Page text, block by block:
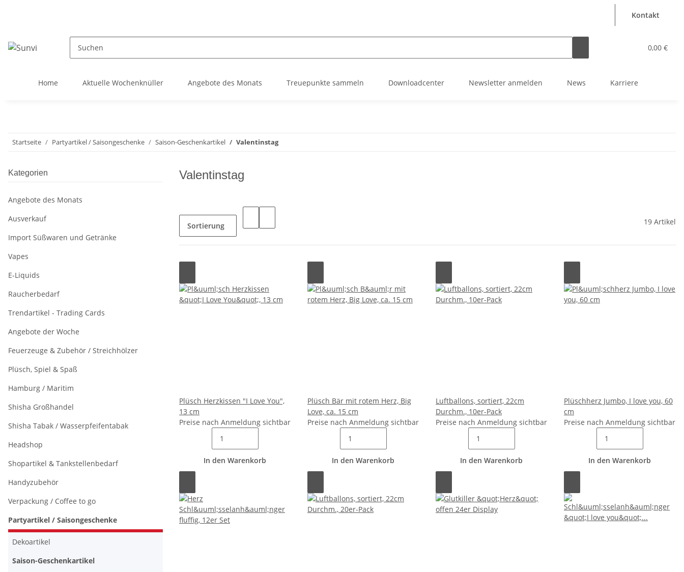
Kontakt
0,00 €
Home Aktuelle Wochenknüller Angebote des Monats Treuepunkte sammeln Downloadcenter Newsletter anmelden News Karriere
Startseite Partyartikel / Saisongeschenke Saison-Geschenkartikel Valentinstag
Valentinstag
Sortierung 19 Artikel
Plüsch Herzkissen "I Love You",
13 cm
Preise nach Anmeldung sichtbar
In den Warenkorb
Plüsch Bär mit rotem Herz, Big
Love, ca. 15 cm
Preise nach Anmeldung sichtbar
In den Warenkorb
Luftballons, sortiert, 22cm
Durchm., 10er-Pack
Preise nach Anmeldung sichtbar
In den Warenkorb
Plüschherz Jumbo, I love you, 60
cm
Preise nach Anmeldung sichtbar
In den Warenkorb
Kategorien
Angebote des Monats
Ausverkauf
Import Süßwaren und Getränke
Vapes
E-Liquids
Raucherbedarf
Trendartikel - Trading Cards
Angebote der Woche
Feuerzeuge & Zubehör / Streichhölzer
Plüsch, Spiel & Spaß
Hamburg / Maritim
Shisha Großhandel
Shisha Tabak / Wasserpfeifentabak
Headshop
Shopartikel & Tankstellenbedarf
Handyzubehör
Verpackung / Coffee to go
Partyartikel / Saisongeschenke
Dekoartikel
Saison-Geschenkartikel